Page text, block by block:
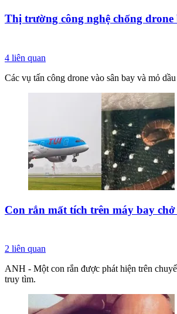
Thị trường công nghệ chống
4 liên quan
Các vụ tấn công drone vào sân bay và mỏ
Con rắn mất tích trên máy bay
2 liên quan
ANH - Một con rắn được phát hiện trên
truy tìm.